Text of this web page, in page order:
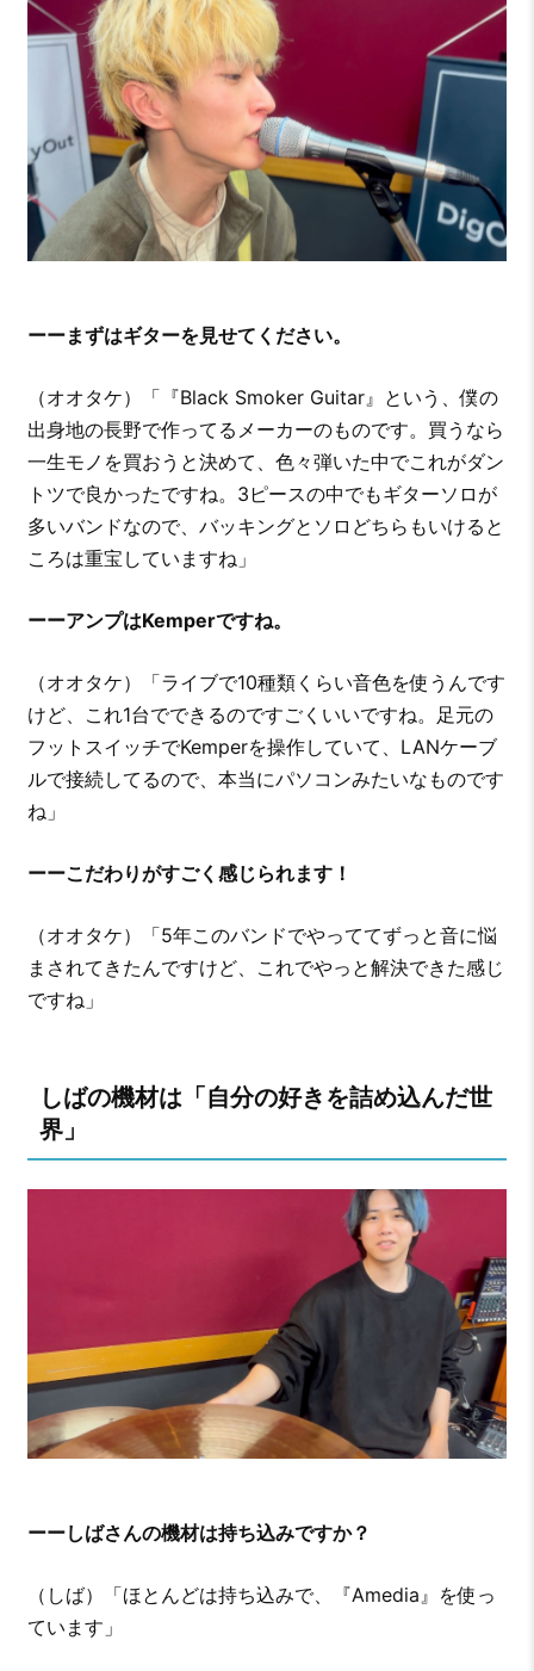
ーーまずはギターを見せてください。
（オオタケ）「『Black Smoker Guitar』という、僕の
出身地の長野で作ってるメーカーのものです。買うなら
一生モノを買おうと決めて、色々弾いた中でこれがダン
トツで良かったですね。3ピースの中でもギターソロが
多いバンドなので、バッキングとソロどちらもいけると
ころは重宝していますね」
ーーアンプはKemperですね。
（オオタケ）「ライブで10種類くらい音色を使うんです
けど、これ1台でできるのですごくいいですね。足元の
フットスイッチでKemperを操作していて、LANケーブ
ルで接続してるので、本当にパソコンみたいなものです
ね」
ーーこだわりがすごく感じられます！
（オオタケ）「5年このバンドでやっててずっと音に悩
まされてきたんですけど、これでやっと解決できた感じ
ですね」
しばの機材は「自分の好きを詰め込んだ世
界」
ーーしばさんの機材は持ち込みですか？
（しば）「ほとんどは持ち込みで、『Amedia』を使っ
ています」